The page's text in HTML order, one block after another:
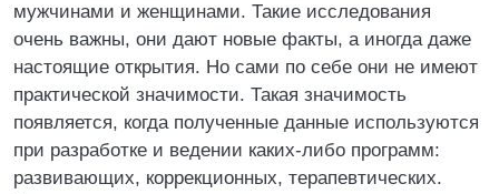
мужчинами и женщинами. Такие исследования
очень важны, они дают новые факты, а иногда даже
настоящие открытия. Но сами по себе они не имеют
практической значимости. Такая значимость
появляется, когда полученные данные используются
при разработке и ведении каких-либо программ:
развивающих, коррекционных, терапевтических.